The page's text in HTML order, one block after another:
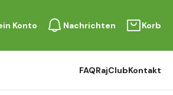
Konto Nachrichten Korb
FAQRajClubKontakt